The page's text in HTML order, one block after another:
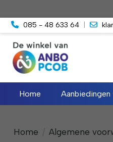
085 - 48 633 64
Home Aanbiedingen
Home Algemene